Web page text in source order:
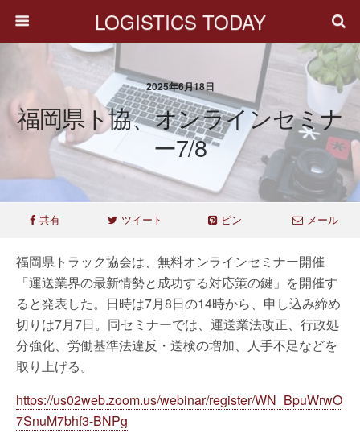
LOGISTICS TODAY
2025年6月18日
福岡県ト協、オンラインセミナ
ー7/8
共有 ツイート ピン メール
福岡県トラック協会は、無料オンラインセミナー開催
「運送業界の最新情勢と成功する対応策の鍵」を開催す
ると発表した。日時は7月8日の14時から、申し込み締め
切りは7月7日。同セミナーでは、運送業法改正、行政処
分強化、労働基準法違反・送検の増加、人手不足などを
取り上げる。
https://us02web.zoom.us/webinar/register/WN_BpuWrwO
7SnuM7bhf3-BNPg